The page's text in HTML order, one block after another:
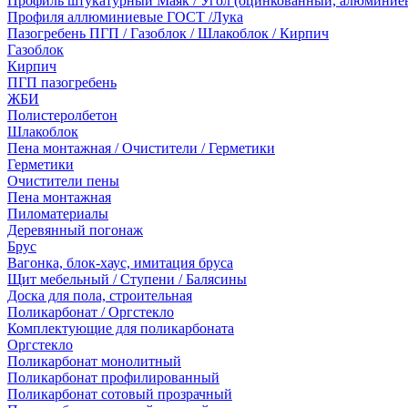
Профиля аллюминиевые ГОСТ /Лука
Пазогребень ПГП / Газоблок / Шлакоблок / Кирпич
Газоблок
Кирпич
ПГП пазогребень
ЖБИ
Полистеролбетон
Шлакоблок
Пена монтажная / Очистители / Герметики
Герметики
Очистители пены
Пена монтажная
Пиломатериалы
Деревянный погонаж
Брус
Вагонка, блок-хаус, имитация бруса
Щит мебельный / Ступени / Балясины
Доска для пола, строительная
Поликарбонат / Оргстекло
Комплектующие для поликарбоната
Оргстекло
Поликарбонат монолитный
Поликарбонат профилированный
Поликарбонат сотовый прозрачный